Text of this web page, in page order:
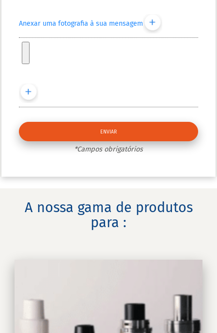
Anexar uma fotografia à sua mensagem
*Campos obrigatórios
A nossa gama de produtos
para :